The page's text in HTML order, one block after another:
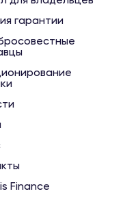
гарантии
Finance